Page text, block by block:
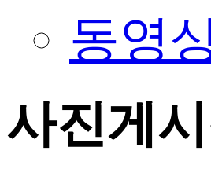
동영
사진게